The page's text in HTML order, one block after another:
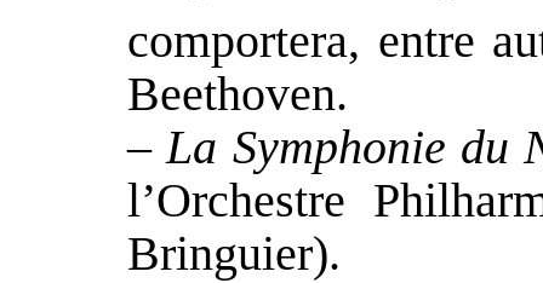
comportera, entre
Beethoven.
– La Symphonie du
l’Orchestre
Bringuier).